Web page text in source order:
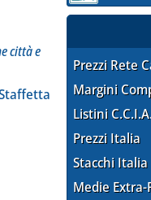
sulle autostrade, prezzi in
città e
'Staffetta Prezzi Rete '
Prezzi Rete
Margini
Listini
Prezzi Italia
Stacchi Italia
Medie Extra-